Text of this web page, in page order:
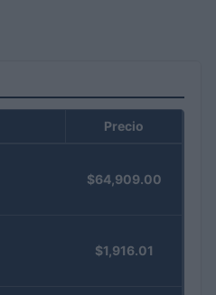
Precio
$64,909.00
$1,916.01